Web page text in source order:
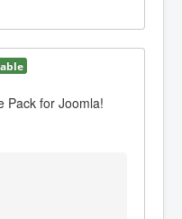
Pack for Joomla!